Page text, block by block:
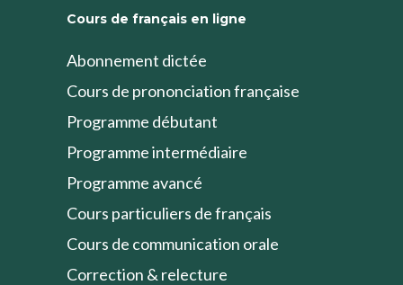
Cours de français en ligne
Abonnement dictée
Cours de prononciation française
Programme débutant
Programme intermédiaire
Programme avancé
Cours particuliers de français
Cours de communication orale
Correction & relecture